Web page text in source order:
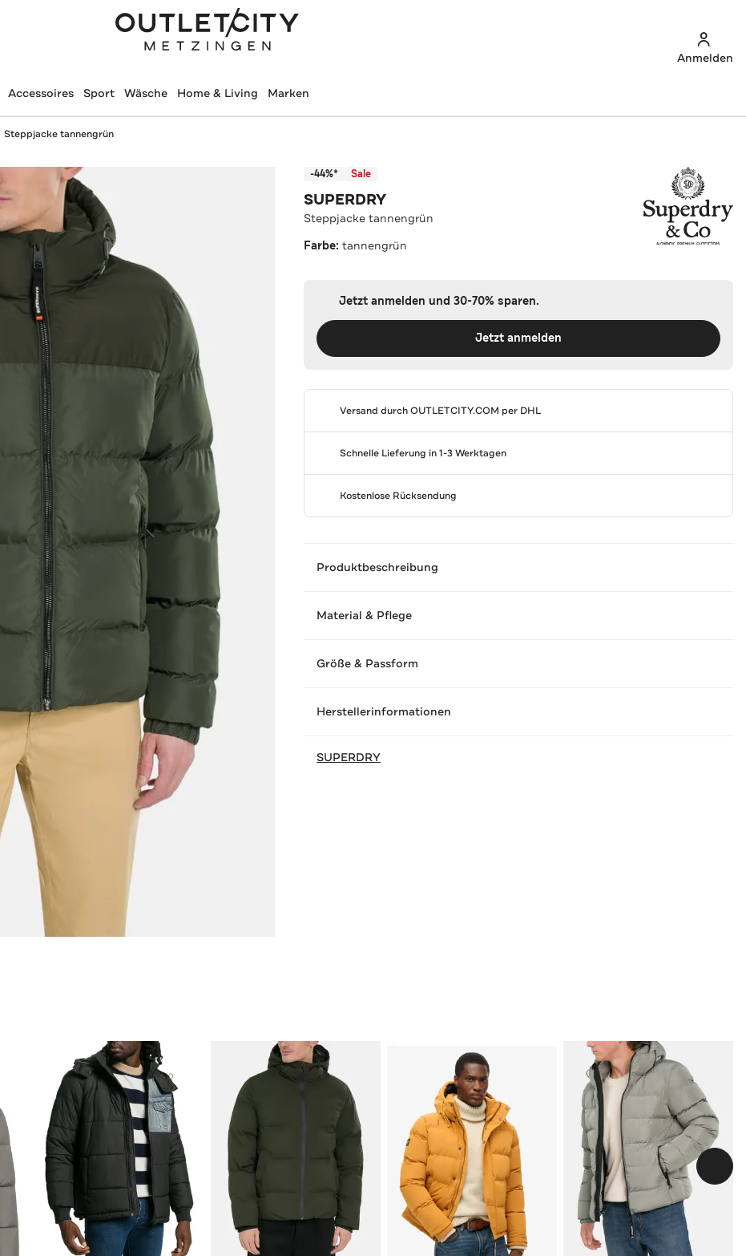
Anmelden
Accessoires Sport Wäsche Home & Living Marken
Steppjacke tannengrün
-44%* Sale
SUPERDRY
Steppjacke tannengrün
Farbe:tannengrün
Jetzt anmelden und 30-70% sparen.
Jetzt anmelden
Versand durchOUTLETCITY.COM per DHL
Schnelle Lieferung in 1-3 Werktagen
Kostenlose Rücksendung
Produktbeschreibung
Material & Pflege
Größe & Passform
Herstellerinformationen
SUPERDRY